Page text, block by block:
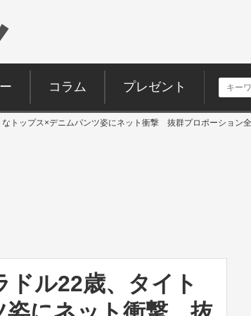
コラム プレゼント
なトップス×デニムパンツ姿にネット衝撃 抜群プロポーション
ドル22歳、タイト